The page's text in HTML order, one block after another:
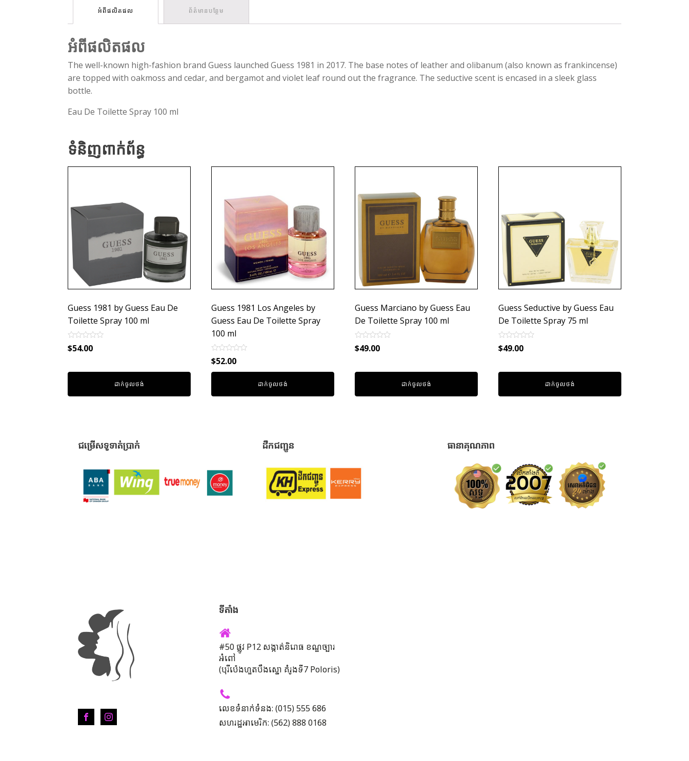
អំពីផលិតផល ព័ត៌មានបន្ថែម
អំពីផលិតផល
The well-known high-fashion brand Guess launched Guess 1981 in 2017. The base notes of leather and olibanum (also known as frankincense)
are topped with oakmoss and cedar, and bergamot and violet leaf round out the fragrance. The seductive scent is encased in a sleek glass
bottle.
Eau De Toilette Spray 100 ml
ទំនិញពាក់ព័ន្ធ
Guess 1981 by Guess Eau De
Toilette Spray 100 ml
Rated
0
5
$54.00
ដាក់ចូលថង់
Guess 1981 Los Angeles by
Guess Eau De Toilette Spray
100 ml
Rated
0
out
$52.00
ដាក់ចូលថង់
Guess Marciano by Guess Eau
De Toilette Spray 100 ml
Rated
0
5
$49.00
ដាក់ចូលថង់
Guess Seductive by Guess Eau
De Toilette Spray 75 ml
Rated
0
5
$49.00
ដាក់ចូលថង់
ជម្រើសទូទាត់ប្រាក់ ដឹកជញ្ជូន ធានាគុណភាព
ទីតាំង
#50 ផ្លូវ P12 សង្កាត់និរោធ ខណ្ឌច្បារ
អំពៅ
(បុរីប៉េងហួតបឹងស្នោ គំរូងទី7 Poloris)
លេខទំនាក់ទំនង: (015) 555 686
សហរដ្ឋអាមេរិក: (562) 888 0168